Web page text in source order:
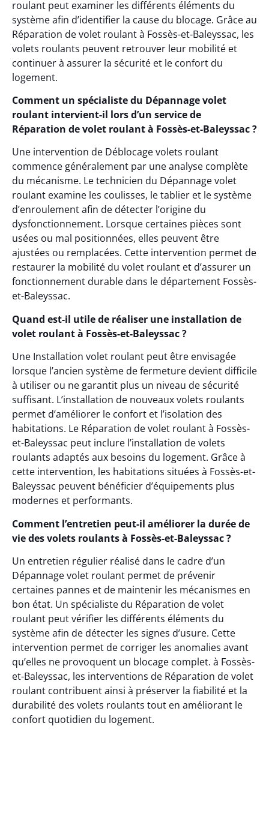
roulant peut examiner les différents éléments du
système afin d’identifier la cause du blocage. Grâce au
Réparation de volet roulant à Fossès-et-Baleyssac, les
volets roulants peuvent retrouver leur mobilité et
continuer à assurer la sécurité et le confort du
logement.
Comment un spécialiste du Dépannage volet
roulant intervient-il lors d’un service de
Réparation de volet roulant à Fossès-et-Baleyssac ?
Une intervention de Déblocage volets roulant
commence généralement par une analyse complète
du mécanisme. Le technicien du Dépannage volet
roulant examine les coulisses, le tablier et le système
d’enroulement afin de détecter l’origine du
dysfonctionnement. Lorsque certaines pièces sont
usées ou mal positionnées, elles peuvent être
ajustées ou remplacées. Cette intervention permet de
restaurer la mobilité du volet roulant et d’assurer un
fonctionnement durable dans le département Fossès-
et-Baleyssac.
Quand est-il utile de réaliser une installation de
volet roulant à Fossès-et-Baleyssac ?
Une Installation volet roulant peut être envisagée
lorsque l’ancien système de fermeture devient difficile
à utiliser ou ne garantit plus un niveau de sécurité
suffisant. L’installation de nouveaux volets roulants
permet d’améliorer le confort et l’isolation des
habitations. Le Réparation de volet roulant à Fossès-
et-Baleyssac peut inclure l’installation de volets
roulants adaptés aux besoins du logement. Grâce à
cette intervention, les habitations situées à Fossès-et-
Baleyssac peuvent bénéficier d’équipements plus
modernes et performants.
Comment l’entretien peut-il améliorer la durée de
vie des volets roulants à Fossès-et-Baleyssac ?
Un entretien régulier réalisé dans le cadre d’un
Dépannage volet roulant permet de prévenir
certaines pannes et de maintenir les mécanismes en
bon état. Un spécialiste du Réparation de volet
roulant peut vérifier les différents éléments du
système afin de détecter les signes d’usure. Cette
intervention permet de corriger les anomalies avant
qu’elles ne provoquent un blocage complet. à Fossès-
et-Baleyssac, les interventions de Réparation de volet
roulant contribuent ainsi à préserver la fiabilité et la
durabilité des volets roulants tout en améliorant le
confort quotidien du logement.